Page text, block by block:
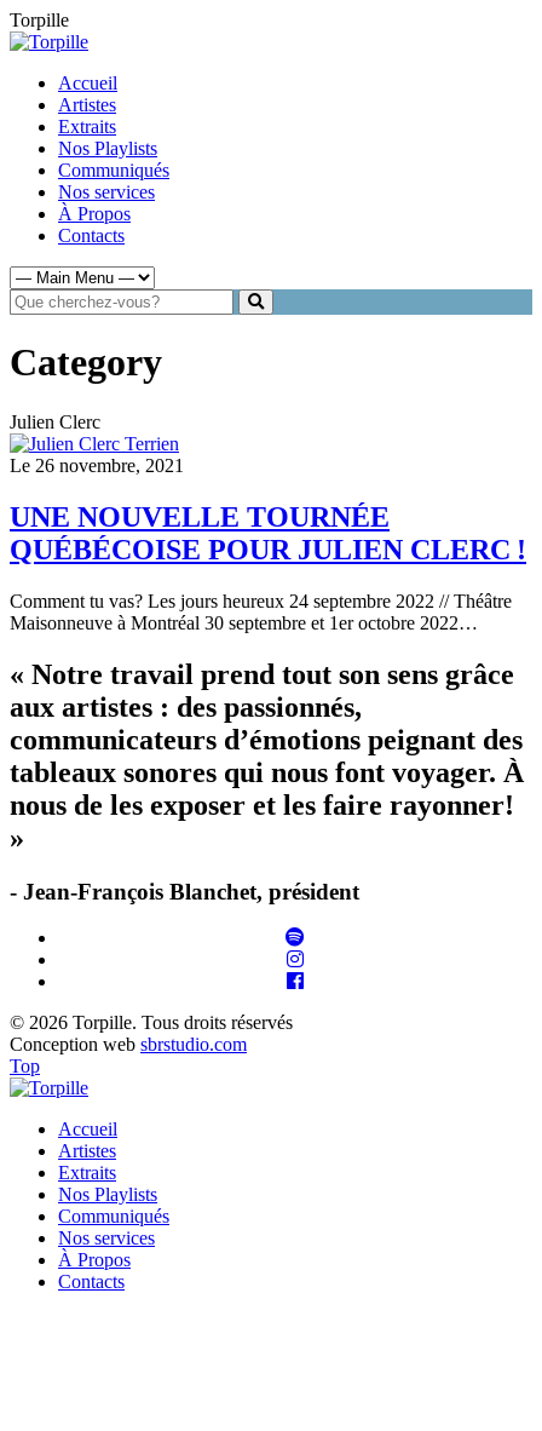
Torpille
Accueil
Artistes
Extraits
Nos Playlists
Communiqués
Nos services
À Propos
Contacts
Category
Julien Clerc
Le 26 novembre, 2021
UNE NOUVELLE TOURNÉE
QUÉBÉCOISE POUR JULIEN CLERC !
Comment tu vas? Les jours heureux 24 septembre 2022 // Théâtre
Maisonneuve à Montréal 30 septembre et 1er octobre 2022…
« Notre travail prend tout son sens grâce
aux artistes : des passionnés,
communicateurs d’émotions peignant des
tableaux sonores qui nous font voyager. À
nous de les exposer et les faire rayonner!
»
- Jean-François Blanchet, président
© 2026 Torpille. Tous droits réservés
Conception web sbrstudio.com
Top
Accueil
Artistes
Extraits
Nos Playlists
Communiqués
Nos services
À Propos
Contacts